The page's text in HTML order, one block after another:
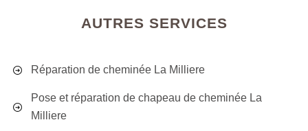
AUTRES SERVICES
Réparation de cheminée La Milliere
Pose et réparation de chapeau de cheminée La
Milliere